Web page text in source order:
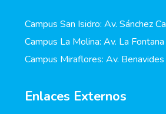
Campus San Isidro: Av. Sánchez
Campus La Molina: Av. La
Campus Miraflores: Av.
Enlaces Externos